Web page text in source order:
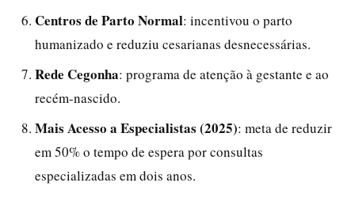
Centros de Parto Normal: incentivou o parto
humanizado e reduziu cesarianas desnecessárias.
Rede Cegonha: programa de atenção à gestante e ao
recém-nascido.
Mais Acesso a Especialistas (2025): meta de reduzir
em 50% o tempo de espera por consultas
especializadas em dois anos.